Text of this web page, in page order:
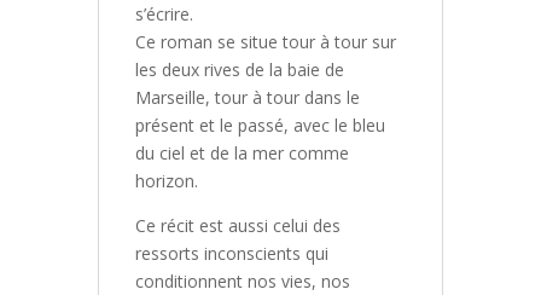
s’écrire.
Ce roman se situe tour à tour sur
les deux rives de la baie de
Marseille, tour à tour dans le
présent et le passé, avec le bleu
du ciel et de la mer comme
horizon.
Ce récit est aussi celui des
ressorts inconscients qui
conditionnent nos vies, nos